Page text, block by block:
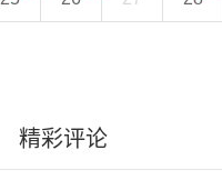
精彩评论